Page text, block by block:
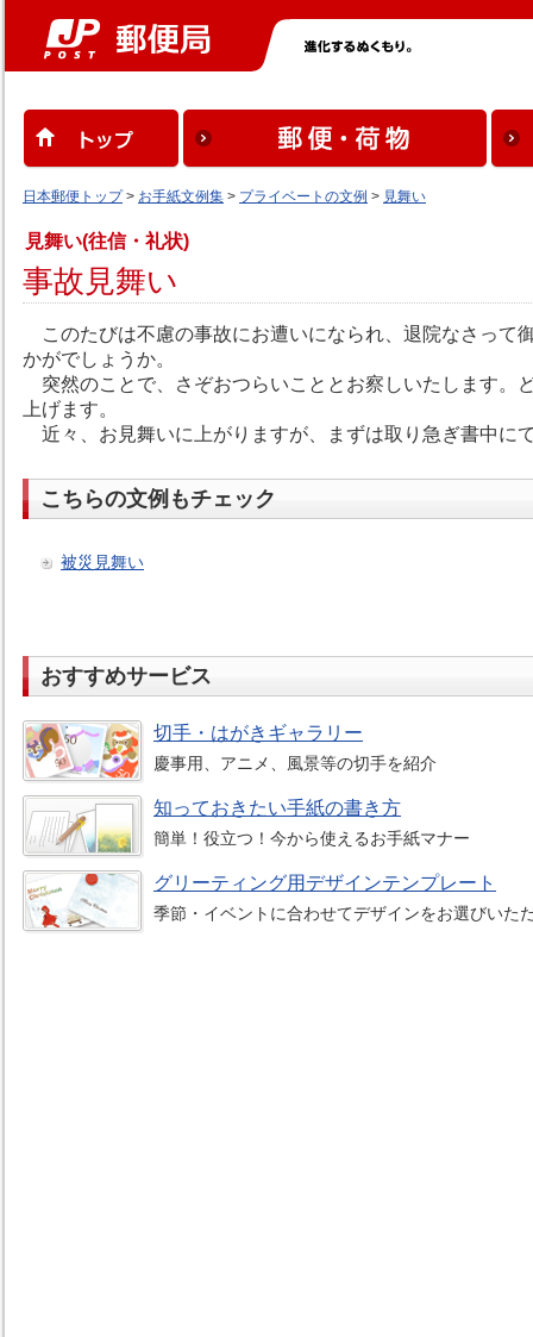
日本郵便トップ> お手紙文例集 > プライベートの文例 > 見舞い
見舞い(往信・礼状)
事故見舞い
このたびは不慮の事故にお遭いになられ、退院なさっ
かがでしょうか。
突然のことで、さぞおつらいこととお察しいたします。
上げます。
近々、お見舞いに上がりますが、まずは取り急ぎ書中に
こちらの文例もチェック
被災見舞い
おすすめサービス
切手・はがきギャラリー
慶事用、アニメ、風景等の切手を紹介
知っておきたい手紙の書き方
簡単！役立つ！今から使えるお手紙マナー
グリーティング用デザインテンプレート
季節・イベントに合わせてデザインをお選びいた